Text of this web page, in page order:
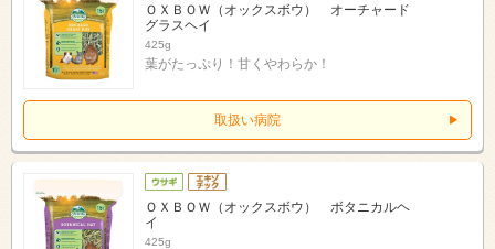
ＯＸＢＯＷ（オックスボウ） オーチャード
グラスヘイ
425g
葉がたっぷり！甘くやわらか！
取扱い病院
ＯＸＢＯＷ（オックスボウ） ボタニカルヘ
イ
425g